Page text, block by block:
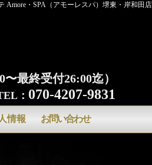
Amore・SPA（アモーレスパ）堺東・岸和田店
最終受付26:00迄）
： 070-4207-9831
情報 お問い合わせ